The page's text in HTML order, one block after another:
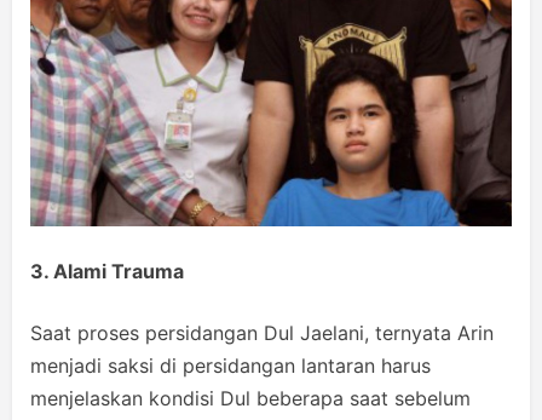
3. Alami Trauma
Saat proses persidangan Dul Jaelani, ternyata Arin
menjadi saksi di persidangan lantaran harus
menjelaskan kondisi Dul beberapa saat sebelum